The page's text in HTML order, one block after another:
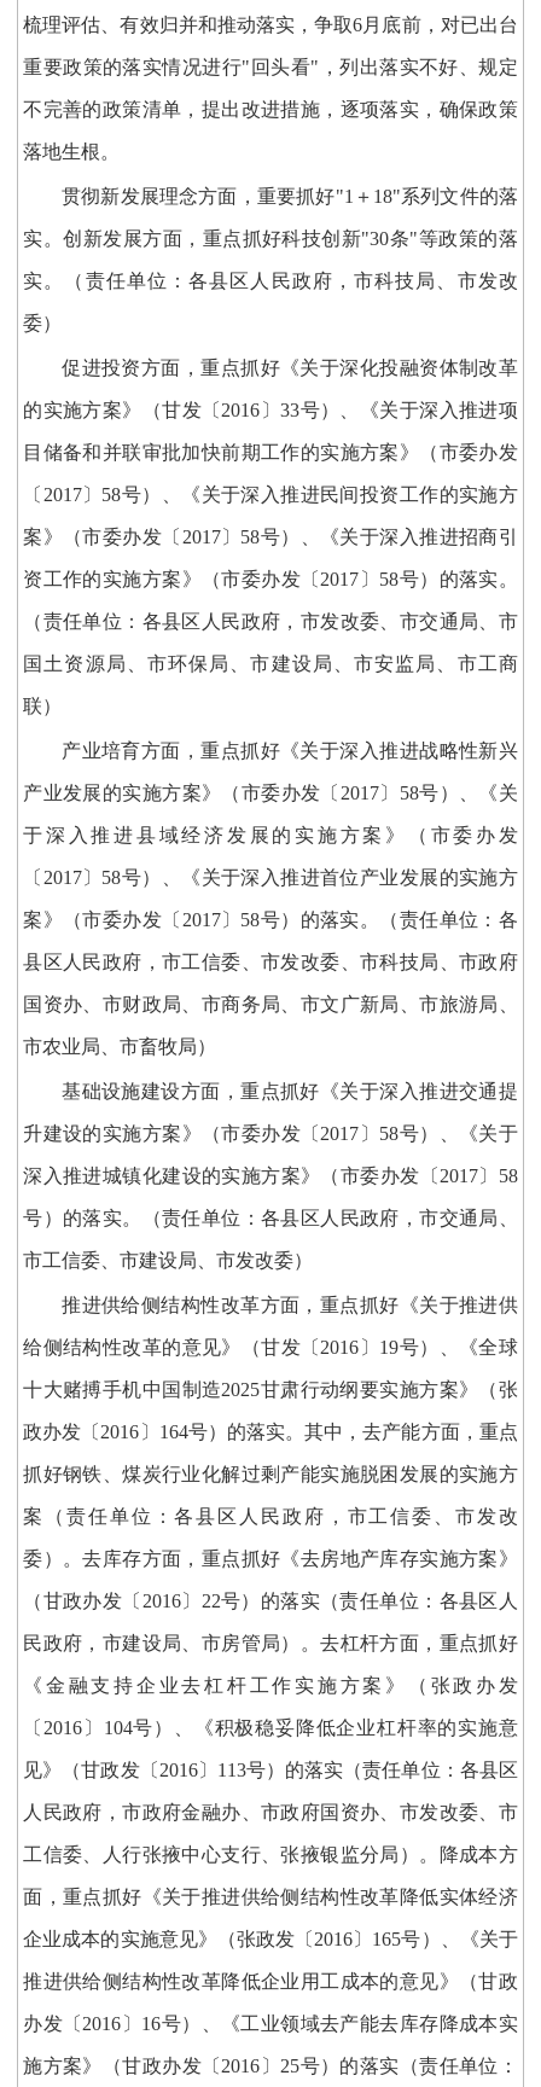
梳理评估、有效归并和推动落实，争取6月底前，对已出台
重要政策的落实情况进行"回头看"，列出落实不好、规定
不完善的政策清单，提出改进措施，逐项落实，确保政策
落地生根。
贯彻新发展理念方面，重要抓好"1＋18"系列文件的落
实。创新发展方面，重点抓好科技创新"30条"等政策的落
实。（责任单位：各县区人民政府，市科技局、市发改
委）
促进投资方面，重点抓好《关于深化投融资体制改革
的实施方案》（甘发〔2016〕33号）、《关于深入推进项
目储备和并联审批加快前期工作的实施方案》（市委办发
〔2017〕58号）、《关于深入推进民间投资工作的实施方
案》（市委办发〔2017〕58号）、《关于深入推进招商引
资工作的实施方案》（市委办发〔2017〕58号）的落实。
（责任单位：各县区人民政府，市发改委、市交通局、市
国土资源局、市环保局、市建设局、市安监局、市工商
联）
产业培育方面，重点抓好《关于深入推进战略性新兴
产业发展的实施方案》（市委办发〔2017〕58号）、《关
于深入推进县域经济发展的实施方案》（市委办发
〔2017〕58号）、《关于深入推进首位产业发展的实施方
案》（市委办发〔2017〕58号）的落实。（责任单位：各
县区人民政府，市工信委、市发改委、市科技局、市政府
国资办、市财政局、市商务局、市文广新局、市旅游局、
市农业局、市畜牧局）
基础设施建设方面，重点抓好《关于深入推进交通提
升建设的实施方案》（市委办发〔2017〕58号）、《关于
深入推进城镇化建设的实施方案》（市委办发〔2017〕58
号）的落实。（责任单位：各县区人民政府，市交通局、
市工信委、市建设局、市发改委）
推进供给侧结构性改革方面，重点抓好《关于推进供
给侧结构性改革的意见》（甘发〔2016〕19号）、《全球
十大赌搏手机中国制造2025甘肃行动纲要实施方案》（张
政办发〔2016〕164号）的落实。其中，去产能方面，重点
抓好钢铁、煤炭行业化解过剩产能实施脱困发展的实施方
案（责任单位：各县区人民政府，市工信委、市发改
委）。去库存方面，重点抓好《去房地产库存实施方案》
（甘政办发〔2016〕22号）的落实（责任单位：各县区人
民政府，市建设局、市房管局）。去杠杆方面，重点抓好
《金融支持企业去杠杆工作实施方案》（张政办发
〔2016〕104号）、《积极稳妥降低企业杠杆率的实施意
见》（甘政发〔2016〕113号）的落实（责任单位：各县区
人民政府，市政府金融办、市政府国资办、市发改委、市
工信委、人行张掖中心支行、张掖银监分局）。降成本方
面，重点抓好《关于推进供给侧结构性改革降低实体经济
企业成本的实施意见》（张政发〔2016〕165号）、《关于
推进供给侧结构性改革降低企业用工成本的意见》（甘政
办发〔2016〕16号）、《工业领域去产能去库存降成本实
施方案》（甘政办发〔2016〕25号）的落实（责任单位：